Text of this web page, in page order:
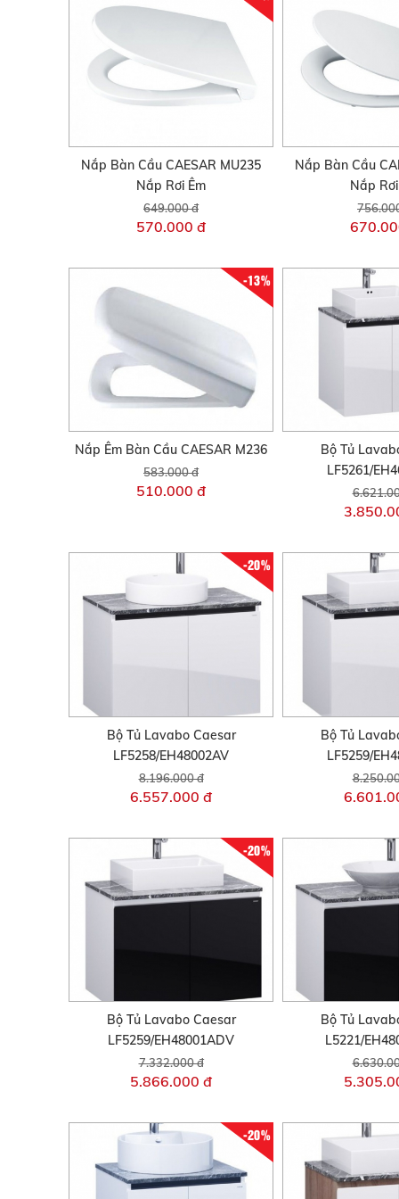
Nắp Bàn Cầu CAESAR MU235
Nắp Rơi Êm
649.000 đ
570.000 đ
Nắp Bàn Cầu
Nắp
-13%
Nắp Êm Bàn Cầu CAESAR M236
583.000 đ
510.000 đ
Bộ Tủ
LF5261/
-20%
Bộ Tủ Lavabo Caesar
LF5258/EH48002AV
8.196.000 đ
6.557.000 đ
Bộ Tủ
LF5259/
-20%
Bộ Tủ Lavabo Caesar
LF5259/EH48001ADV
7.332.000 đ
5.866.000 đ
Bộ Tủ
L5221/
-20%